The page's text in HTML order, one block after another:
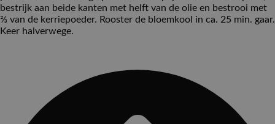
bestrijk aan beide kanten met helft van de olie en bestrooi met
⅔ van de kerriepoeder. Rooster de bloemkool in ca. 25 min. gaar.
Keer halverwege.